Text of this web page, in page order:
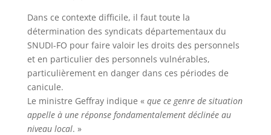
Dans ce contexte difficile, il faut toute la
détermination des syndicats départementaux du
SNUDI-FO pour faire valoir les droits des personnels
et en particulier des personnels vulnérables,
particulièrement en danger dans ces périodes de
canicule.
Le ministre Geffray indique « que ce genre de situation
appelle à une réponse fondamentalement déclinée au
niveau local. »